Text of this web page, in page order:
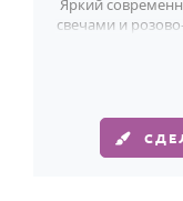
Яркий
свечами и